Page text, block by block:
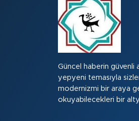
Güncel haberin güvenli
yepyeni temasıyla
modernizmi bir araya
okuyabilecekleri bir